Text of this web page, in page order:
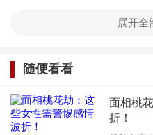
3. 加强养生保健：
4. 关注行业动态：了
时调整投资方向，避免盲
展开全
随便看看
面相桃
折！